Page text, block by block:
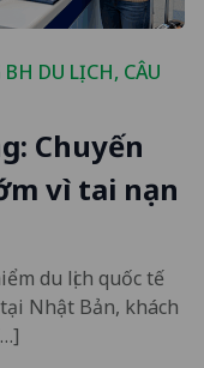
DU LỊCH, CÂU
Chuyến
vì tai nạn
du lịch quốc tế
Nhật Bản, khách